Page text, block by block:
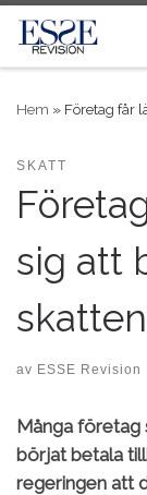
Skip to content
Hem » Företag får
SKATT
sig att
skatten
av ESSE Revision
Många företag
börjat betala
regeringen att